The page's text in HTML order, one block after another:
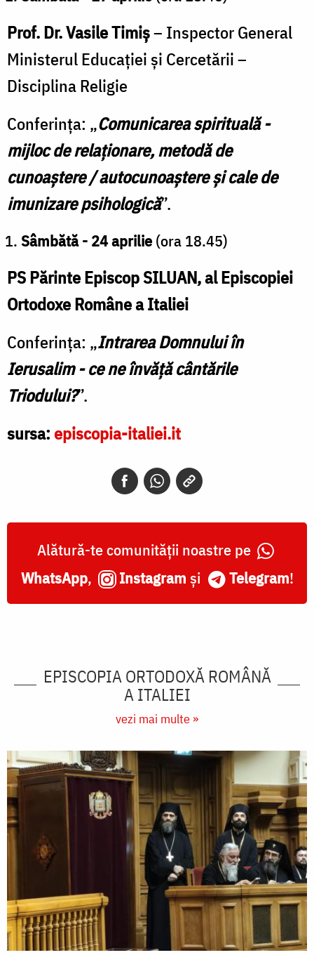
Prof. Dr. Vasile Timiș– Inspector General
Ministerul Educației și Cercetării –
Disciplina Religie
Conferința: „Comunicarea spirituală -
mijloc de relaționare, metodă de
cunoaștere / autocunoaștere și cale de
imunizare psihologică”.
Sâmbătă - 24 aprilie (ora 18.45)
PS Părinte Episcop SILUAN, al Episcopiei
Ortodoxe Române a Italiei
Conferința: „Intrarea Domnului în
Ierusalim - ce ne învăță cântările
Triodului?”.
sursa:episcopia-italiei.it
Alătură-te comunității noastre pe
WhatsApp, Instagram și Telegram!
EPISCOPIA ORTODOXĂ ROMÂNĂ
A ITALIEI
vezi mai multe »